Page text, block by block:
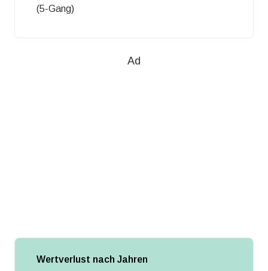
(5-Gang)
Ad
Wertverlust nach Jahren